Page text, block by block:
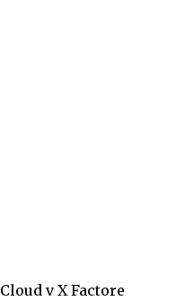
v X Factore